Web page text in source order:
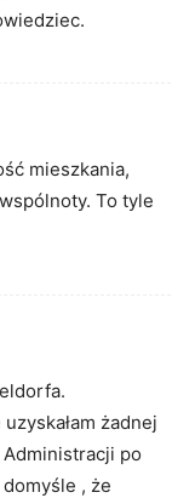
mieszkania,
To tyle
żadnej
po
, że